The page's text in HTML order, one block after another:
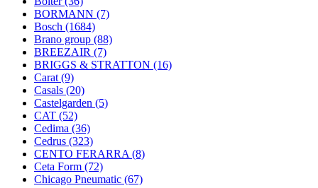
BORMANN (7)
Bosch (1684)
Brano group (88)
BREEZAIR (7)
BRIGGS & STRATTON (16)
Carat (9)
Casals (20)
Castelgarden (5)
CAT (52)
Cedima (36)
Cedrus (323)
CENTO FERARRA (8)
Ceta Form (72)
Chicago Pneumatic (67)